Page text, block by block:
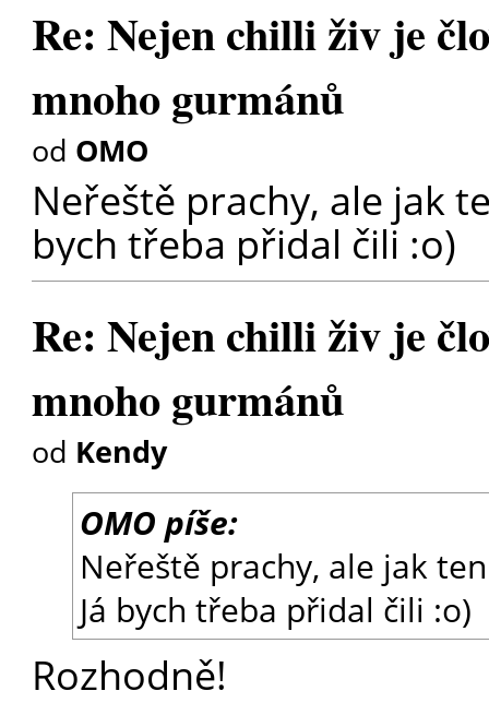
Re: Nejen chilli živ je
mnoho gurmánů
od OMO
Neřeště prachy, ale jak
bych třeba přidal čili :o)
Re: Nejen chilli živ je
mnoho gurmánů
od Kendy
OMO píše:
Neřeště prachy, ale jak
Já bych třeba přidal čili :o)
Rozhodně!